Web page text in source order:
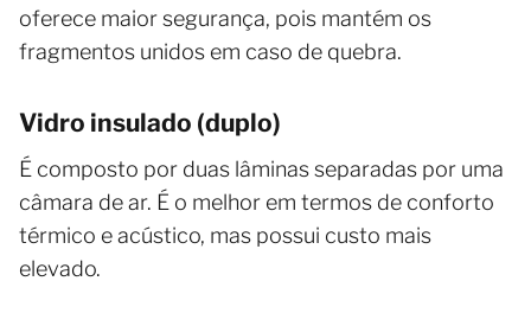
oferece maior segurança, pois mantém os
fragmentos unidos em caso de quebra.
Vidro insulado (duplo)
É composto por duas lâminas separadas por uma
câmara de ar. É o melhor em termos de conforto
térmico e acústico, mas possui custo mais
elevado.